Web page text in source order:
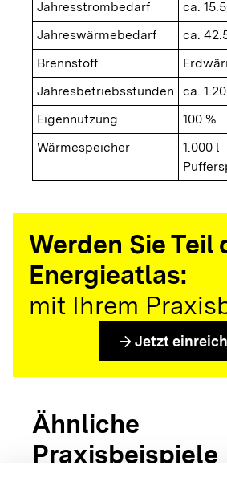
Jahresstrombedarf
ca.
Jahreswärmebedarf
ca.
Brennstoff
Jahresbetriebsstunden
ca.
Eigennutzung
100 %
Wärmespeicher
1.000 l
Werden Sie Teil
Energieatlas:
mit Ihrem
arrow_forward Jetzt
Ähnliche
Praxisbeispiele